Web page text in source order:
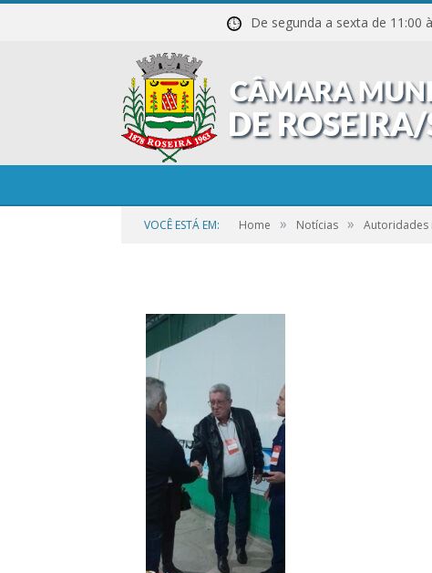
De segunda a sexta de
VOCÊ ESTÁ EM: Home » Notícias » Autoridades
WhatsApp-Image-